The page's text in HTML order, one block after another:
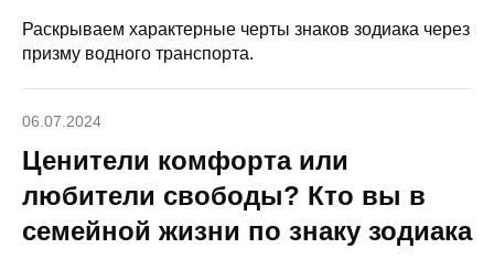
Раскрываем характерные черты знаков зодиака через
призму водного транспорта.
06.07.2024
Ценители комфорта или
любители свободы? Кто вы в
семейной жизни по знаку зодиака